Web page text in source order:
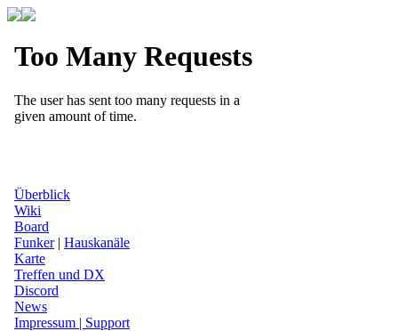
Überblick
Wiki
Board
Funker| Hauskanäle
Karte
Treffen und DX
Discord
News
Impressum | Support